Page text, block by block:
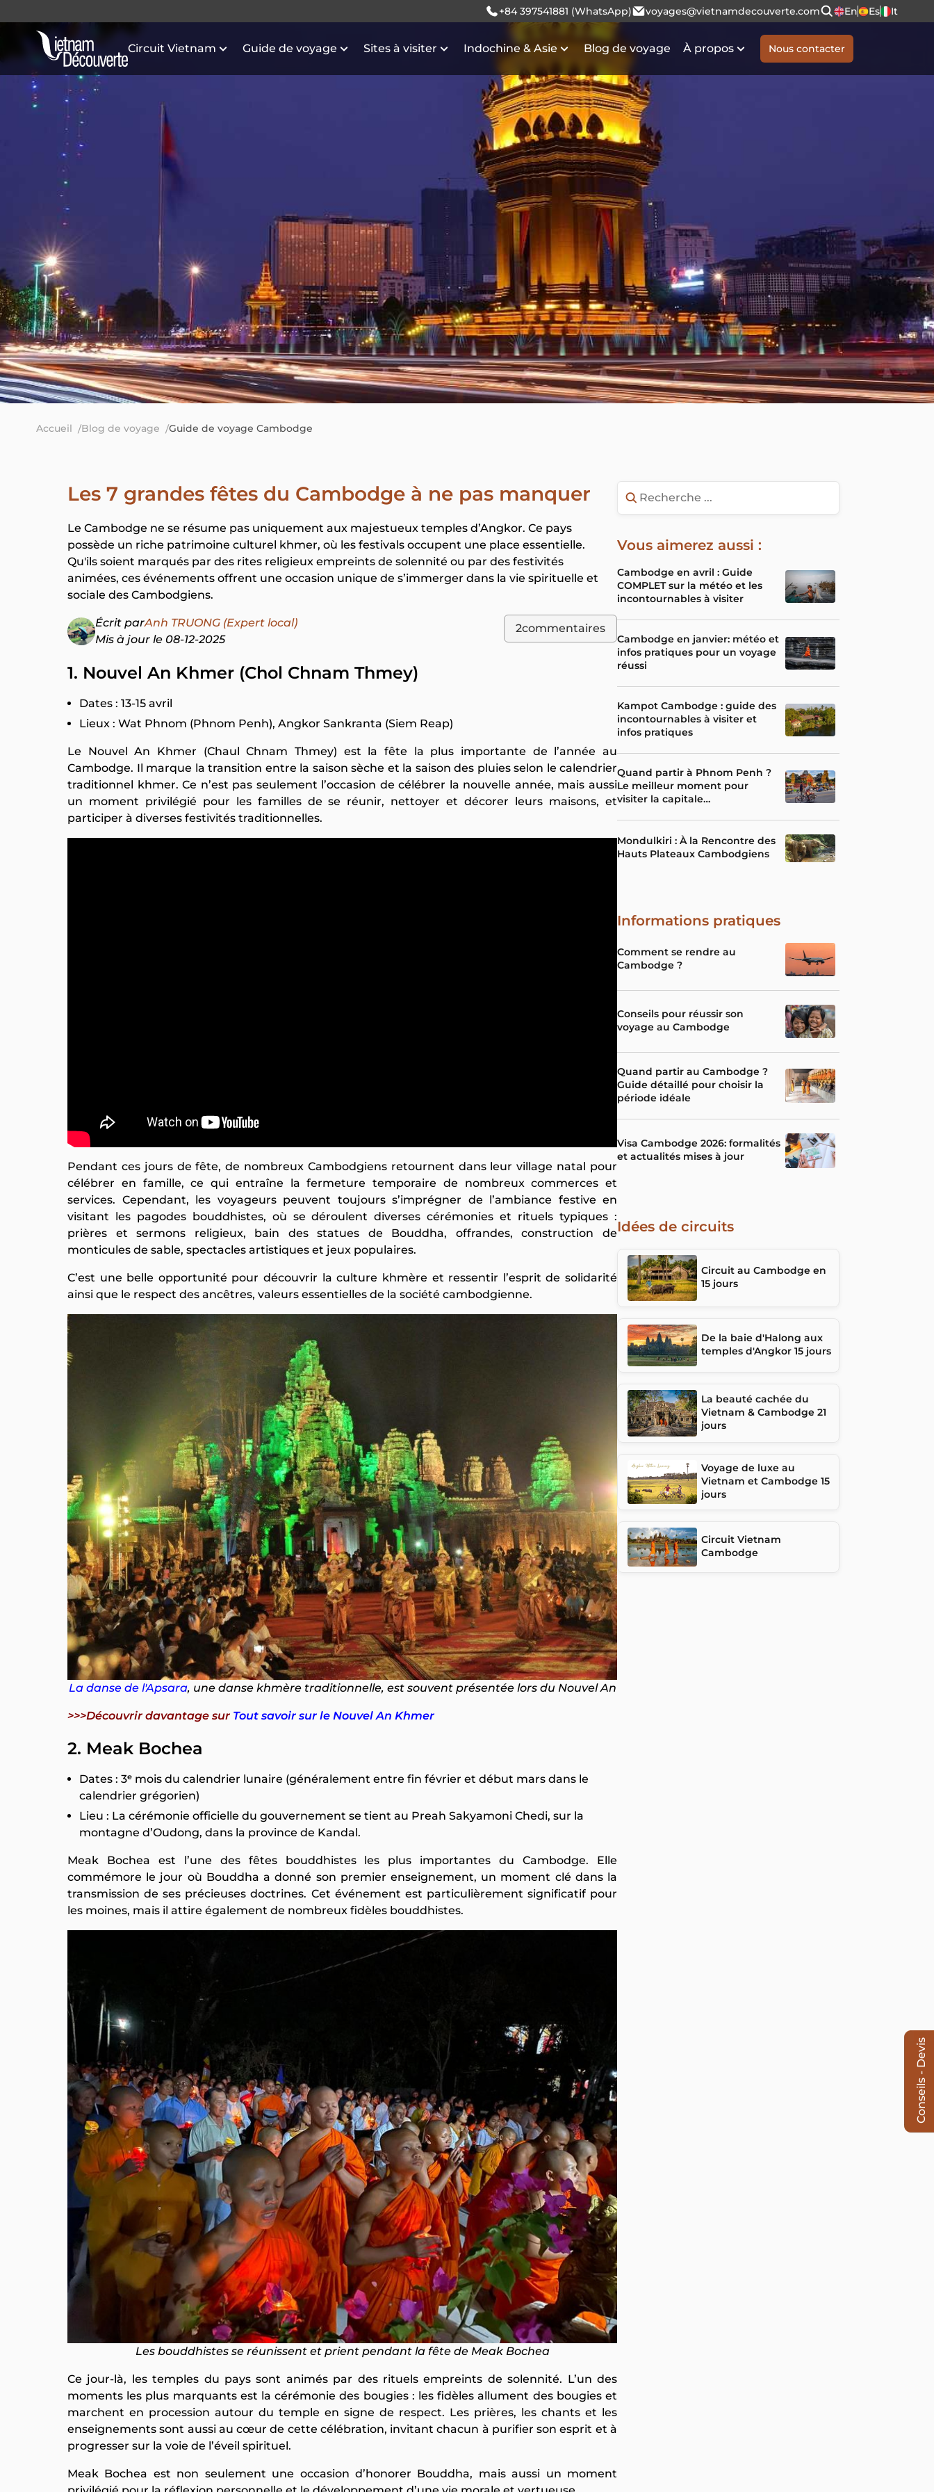
+84 397541881 (WhatsApp) voyages@vietnamdecouverte.com En Es It
Circuit Vietnam Guide de voyage Sites à visiter Indochine & Asie Blog de voyage À propos Nous contacter
Accueil Blog de voyage Guide de voyage Cambodge
Les 7 grandes fêtes du Cambodge à ne pas manquer
Le Cambodge ne se résume pas uniquement aux majestueux temples d’Angkor. Ce pays
possède un riche patrimoine culturel khmer, où les festivals occupent une place essentielle.
Qu'ils soient marqués par des rites religieux empreints de solennité ou par des festivités
animées, ces événements offrent une occasion unique de s’immerger dans la vie spirituelle et
sociale des Cambodgiens.
Écrit parAnh TRUONG (Expert local)
Mis à jour le 08-12-2025
2commentaires
1. Nouvel An Khmer (Chol Chnam Thmey)
Dates : 13-15 avril
Lieux : Wat Phnom (Phnom Penh), Angkor Sankranta (Siem Reap)
Le Nouvel An Khmer (Chaul Chnam Thmey) est la fête la plus importante de l’année au
Cambodge. Il marque la transition entre la saison sèche et la saison des pluies selon le calendrier
traditionnel khmer. Ce n’est pas seulement l’occasion de célébrer la nouvelle année, mais aussi
un moment privilégié pour les familles de se réunir, nettoyer et décorer leurs maisons, et
participer à diverses festivités traditionnelles.
Pendant ces jours de fête, de nombreux Cambodgiens retournent dans leur village natal pour
célébrer en famille, ce qui entraîne la fermeture temporaire de nombreux commerces et
services. Cependant, les voyageurs peuvent toujours s’imprégner de l’ambiance festive en
visitant les pagodes bouddhistes, où se déroulent diverses cérémonies et rituels typiques :
prières et sermons religieux, bain des statues de Bouddha, offrandes, construction de
monticules de sable, spectacles artistiques et jeux populaires.
C’est une belle opportunité pour découvrir la culture khmère et ressentir l’esprit de solidarité
ainsi que le respect des ancêtres, valeurs essentielles de la société cambodgienne.
La danse de l'Apsara, une danse khmère traditionnelle, est souvent présentée lors du Nouvel An
>>>Découvrir davantage sur Tout savoir sur le Nouvel An Khmer
2. Meak Bochea
Dates : 3ᵉ mois du calendrier lunaire (généralement entre fin février et début mars dans le
calendrier grégorien)
Lieu : La cérémonie officielle du gouvernement se tient au Preah Sakyamoni Chedi, sur la
montagne d’Oudong, dans la province de Kandal.
Meak Bochea est l’une des fêtes bouddhistes les plus importantes du Cambodge. Elle
commémore le jour où Bouddha a donné son premier enseignement, un moment clé dans la
transmission de ses précieuses doctrines. Cet événement est particulièrement significatif pour
les moines, mais il attire également de nombreux fidèles bouddhistes.
Les bouddhistes se réunissent et prient pendant la fête de Meak Bochea
Ce jour-là, les temples du pays sont animés par des rituels empreints de solennité. L’un des
moments les plus marquants est la cérémonie des bougies : les fidèles allument des bougies et
marchent en procession autour du temple en signe de respect. Les prières, les chants et les
enseignements sont aussi au cœur de cette célébration, invitant chacun à purifier son esprit et à
progresser sur la voie de l’éveil spirituel.
Meak Bochea est non seulement une occasion d’honorer Bouddha, mais aussi un moment
Vous aimerez aussi :
Cambodge en avril : Guide
COMPLET sur la météo et les
incontournables à visiter
Cambodge en janvier: météo et
infos pratiques pour un voyage
réussi
Kampot Cambodge : guide des
incontournables à visiter et
infos pratiques
Quand partir à Phnom Penh ?
Le meilleur moment pour
visiter la capitale
Mondulkiri : À la Rencontre des
Hauts Plateaux Cambodgiens
Informations pratiques
Comment se rendre au
Cambodge ?
Conseils pour réussir son
voyage au Cambodge
Quand partir au Cambodge ?
Guide détaillé pour choisir la
période idéale
Visa Cambodge 2026: formalités
et actualités mises à jour
Idées de circuits
Circuit au Cambodge en
15 jours
De la baie d'Halong aux
temples d'Angkor 15 jours
La beauté cachée du
Vietnam & Cambodge 21
jours
Voyage de luxe au
Vietnam et Cambodge 15
jours
Circuit Vietnam
Cambodge
Conseils - Devis